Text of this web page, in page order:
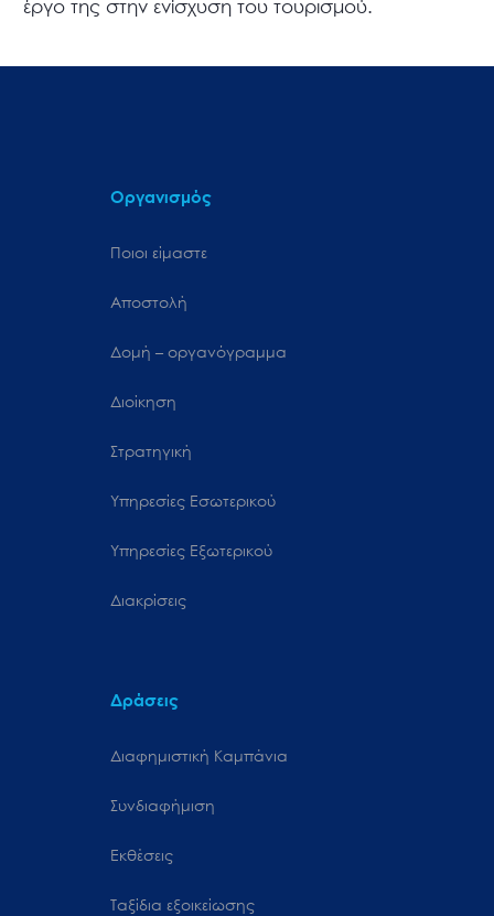
έργο της στην ενίσχυση του τουρισμού.
Οργανισμός
Ποιοι είμαστε
Αποστολή
Δομή – οργανόγραμμα
Διοίκηση
Στρατηγική
Υπηρεσίες Εσωτερικού
Υπηρεσίες Εξωτερικού
Διακρίσεις
Δράσεις
Διαφημιστική Καμπάνια
Συνδιαφήμιση
Εκθέσεις
Ταξίδια εξοικείωσης